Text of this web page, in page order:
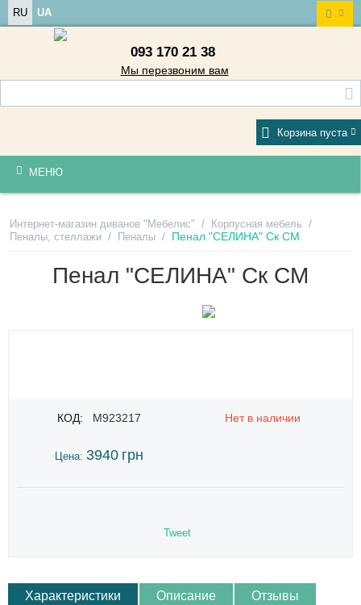
RU UA
093 170 21 38
Мы перезвоним вам
Корзина пуста
МЕНЮ
Интернет-магазин диванов "Мебелис" / Корпусная мебель /
Пеналы, стеллажи / Пеналы / Пенал "СЕЛИНА" Ск СМ
Пенал "СЕЛИНА" Ск СМ
КОД: M923217 Нет в наличии
Цена: 3940 грн
Tweet
Характеристики Описание Отзывы